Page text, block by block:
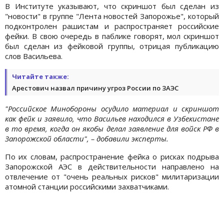
В Институте указывают, что скриншот был сделан из
"новости" в группе "Лента новостей Запорожье", который
подконтролен рашистам и распространяет российские
фейки. В свою очередь в паблике говорят, мол скриншот
был сделан из фейковой группы, отрицая публикацию
слов Васильева.
Читайте также:
Арестович назвал причину угроз России по ЗАЭС
"Российское Минобороны осудило материал и скриншот
как фейк и заявило, что Васильев находился в Узбекистане
в то время, когда он якобы делал заявление для войск РФ в
Запорожской области", – добавили эксперты.
По их словам, распространение фейка о рисках подрыва
Запорожской АЭС в действительности направлено на
отвлечение от "очень реальных рисков" милитаризации
атомной станции российскими захватчиками.